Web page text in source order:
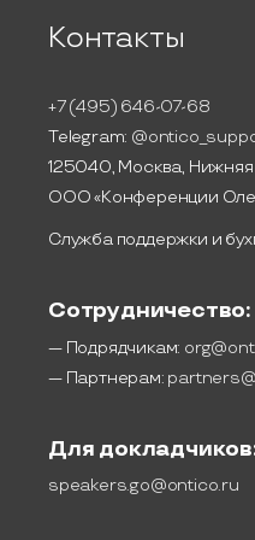
Контакты
+7 (495) 646-07-68
Telegram:
125040, Москва, Нижняя
ООО «Конференции
Служба поддержки и
Сотрудничество:
— Подрядчикам:
— Партнерам:
Для
speakers.go@ontico.ru